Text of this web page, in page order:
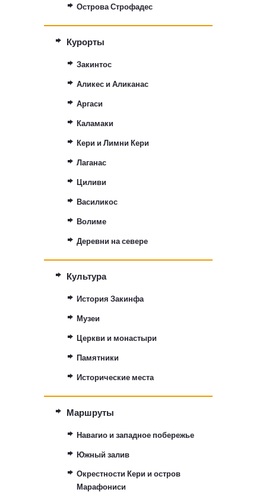
Острова Строфадес
Курорты
Закинтос
Аликес и Аликанас
Аргаси
Каламаки
Кери и Лимни Кери
Лаганас
Циливи
Василикос
Волиме
Деревни на севере
Культура
История Закинфа
Музеи
Церкви и монастыри
Памятники
Исторические места
Маршруты
Навагио и западное побережье
Южный залив
Окрестности Кери и остров
Марафониси